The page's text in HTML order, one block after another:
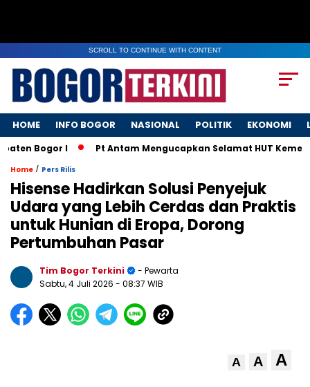
SCROLL TO CONTINUE WITH CONTENT
HOME INFO BOGOR NASIONAL POLITIK EKONOMI
Bogor I Pt Antam Mengucapkan Selamat HUT
Home / Pers Rilis
Hisense Hadirkan Solusi Penyejuk
Udara yang Lebih Cerdas dan Praktis
untuk Hunian di Eropa, Dorong
Pertumbuhan Pasar
Tim Bogor Terkini
- Pewarta
Sabtu, 4 Juli 2026 - 08:37 WIB
A A A